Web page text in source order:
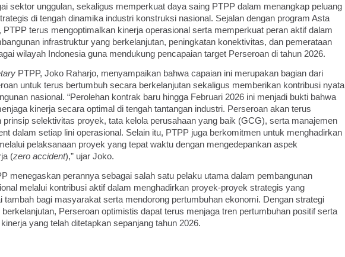
sektor unggulan, sekaligus memperkuat daya saing PTPP dalam menangkap peluang
di tengah dinamika industri konstruksi nasional. Sejalan dengan program Asta
PTPP terus mengoptimalkan kinerja operasional serta memperkuat peran aktif dalam
infrastruktur yang berkelanjutan, peningkatan konektivitas, dan pemerataan
wilayah Indonesia guna mendukung pencapaian target Perseroan di tahun 2026.
PTPP, Joko Raharjo, menyampaikan bahwa capaian ini merupakan bagian dari
untuk terus bertumbuh secara berkelanjutan sekaligus memberikan kontribusi nyata
nasional. “Perolehan kontrak baru hingga Februari 2026 ini menjadi bukti bahwa
kinerja secara optimal di tengah tantangan industri. Perseroan akan terus
prinsip selektivitas proyek, tata kelola perusahaan yang baik (GCG), serta manajemen
dalam setiap lini operasional. Selain itu, PTPP juga berkomitmen untuk menghadirkan
pelaksanaan proyek yang tepat waktu dengan mengedepankan aspek
(zero accident),” ujar Joko.
menegaskan perannya sebagai salah satu pelaku utama dalam pembangunan
melalui kontribusi aktif dalam menghadirkan proyek-proyek strategis yang
tambah bagi masyarakat serta mendorong pertumbuhan ekonomi. Dengan strategi
Perseroan optimistis dapat terus menjaga tren pertumbuhan positif serta
yang telah ditetapkan sepanjang tahun 2026.